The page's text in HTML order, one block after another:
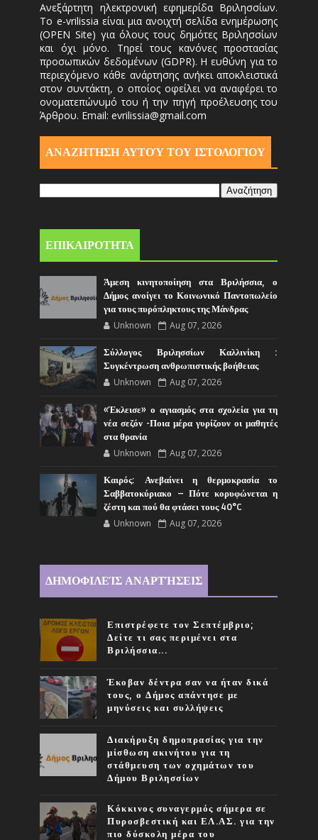
Ανεξάρτητη ηλεκτρονική εφημερίδα Βριλησσίων.
Το e-vrilissia είναι μια ανοιχτή σελίδα ενημέρωσης
(OPEN Site) για όλους τους δημότες Βριλησσίων
και όχι μόνο. Τηρεί τους κανόνες προστασίας
προσωπικών δεδομένων (GDPR). Η ευθύνη για το
περιεχόμενο κάθε ανάρτησης ανήκει αποκλειστικά
στον συντάκτη, ο οποίος οφείλει να αναφέρει το
ονοματεπώνυμό του ή την πηγή προέλευσης του
Άρθρου. Email: evrilissia@gmail.com
ΑΝΑΖΗΤΗΣΗ ΑΥΤΟΎ ΤΟΥ ΙΣΤΟΛΟΓΙΟΥ
ΕΠΙΚΑΙΡΟΤΗΤΑ
Άμεση κινητοποίηση στα Βριλήσσια, ο
Δήμος ανοίγει το Κοινωνικό Παντοπωλείο
για τους πυρόπληκτους της Μάνδρας
Unknown Aug 07, 2026
Σύλλογος Βριλησσίων Καλλινίκη :
Συγκέντρωση ανθρωπιστικής βοήθειας
Unknown Aug 07, 2026
«Έκλεισε» ο αγιασμός στα σχολεία για τη
νέα σεζόν -Ποια μέρα γυρίζουν οι μαθητές
στα θρανία
Unknown Aug 07, 2026
Καιρός: Ανεβαίνει η θερμοκρασία το
Σαββατοκύριακο – Πότε κορυφώνεται η
ζέστη και πού θα φτάσει τους 40°C
Unknown Aug 07, 2026
ΔΗΜΟΦΙΛΕΊΣ ΑΝΑΡΤΉΣΕΙΣ
Επιστρέφετε τον Σεπτέμβριο;
Δείτε τι σας περιμένει στα
Βριλήσσια...
Έκοβαν δέντρα σαν να ήταν δικά
τους, ο Δήμος απάντησε με
μηνύσεις και συλλήψεις
Διακήρυξη δημοπρασίας για την
μίσθωση ακινήτου για τη
στάθμευση των οχημάτων του
Δήμου Βριλησσίων
Κόκκινος συναγερμός σήμερα σε
Πυροσβεστική και ΕΛ.ΑΣ. για την
πιο δύσκολη μέρα του